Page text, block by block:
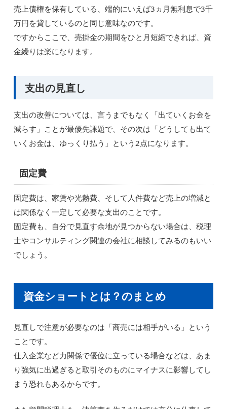
売上債権を保有している、端的にいえば3ヵ月無利息で3千
万円を貸しているのと同じ意味なのです。
ですからここで、売掛金の期間をひと月短縮できれば、資
金繰りは楽になります。
支出の見直し
支出の改善については、言うまでもなく「出ていくお金を
減らす」ことが最優先課題で、その次は「どうしても出て
いくお金は、ゆっくり払う」という2点になります。
固定費
固定費は、家賃や光熱費、そして人件費など売上の増減と
は関係なく一定して必要な支出のことです。
固定費も、自分で見直す余地が見つからない場合は、税理
士やコンサルティング関連の会社に相談してみるのもいい
でしょう。
資金ショートとは？のまとめ
見直しで注意が必要なのは「商売には相手がいる」という
ことです。
仕入企業など力関係で優位に立っている場合などは、あま
り強気に出過ぎると取引そのものにマイナスに影響してし
まう恐れもあるからです。